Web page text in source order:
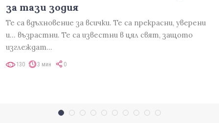
за тази зодия
Те са вдъхновение за всички. Те са прекрасни, уверени
и... възрастни. Те са известни в цял свят, защото
изглеждат…
130 3 мин 0